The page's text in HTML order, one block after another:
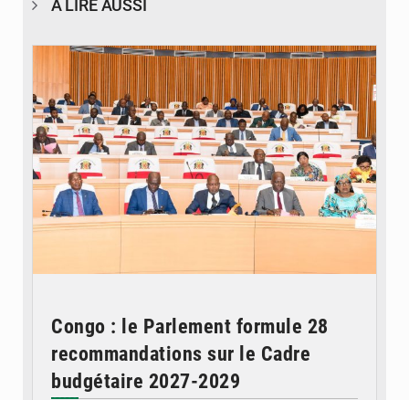
À LIRE AUSSI
Congo : le Parlement formule 28
recommandations sur le Cadre
budgétaire 2027-2029